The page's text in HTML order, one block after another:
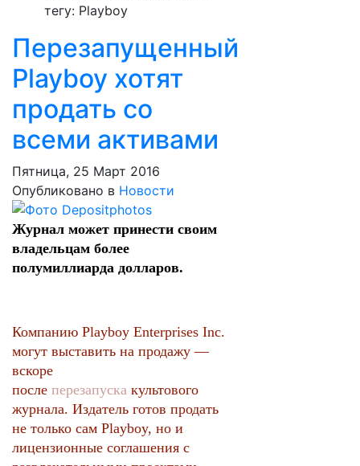
тегу: Playboy
Перезапущенный
Playboy хотят
продать со
всеми активами
Пятница, 25 Март 2016
Опубликовано в Новости
Журнал может принести своим
владельцам более
полумиллиарда долларов.
Компанию Playboy Enterprises Inc.
могут выставить на продажу —
вскоре
после перезапуска культового
журнала. Издатель готов продать
не только сам Playboy, но и
лицензионные соглашения с